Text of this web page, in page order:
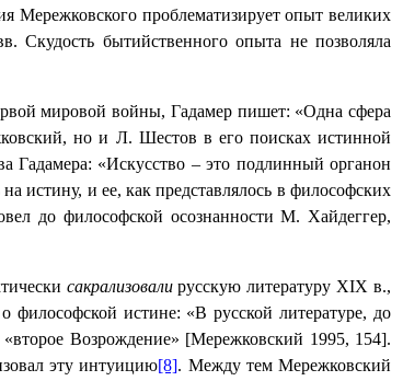
Мережковского проблематизирует опыт великих
Скудость бытийственного опыта не позволяла
мировой войны, Гадамер пишет: «Одна сфера
но и Л. Шестов в его поисках истинной
Гадамера: «Искусство – это подлинный органон
истину, и ее, как представлялось в философских
до философской осознанности М. Хайдеггер,
сакрализовалирусскую литературу ХIХ в.,
философской истине: «В русской литературе, до
Возрождение» [Мережковский 1995, 154].
эту интуицию[8]. Между тем Мережковский